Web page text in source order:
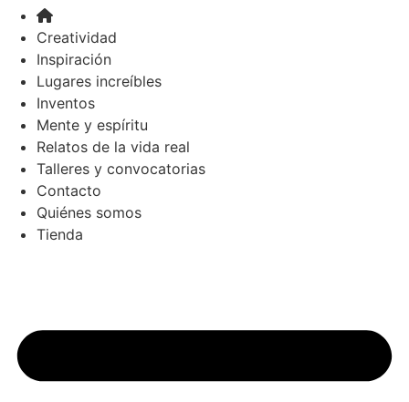
Creatividad
Inspiración
Lugares increíbles
Inventos
Mente y espíritu
Relatos de la vida real
Talleres y convocatorias
Contacto
Quiénes somos
Tienda